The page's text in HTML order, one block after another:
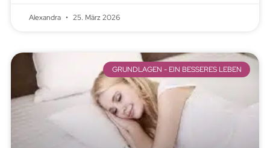
Alexandra 25. März 2026
GRUNDLAGEN - EIN BESSERES LEBEN